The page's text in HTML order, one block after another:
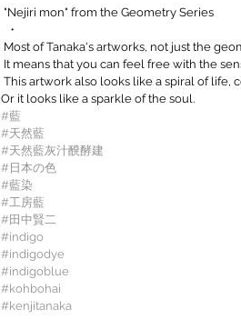
"Nejiri mon" from the Geometry Series
  ・
Most of Tanaka's artworks, not just the
It means that you can feel free with the
This artwork also looks like a spiral of life,
Or it looks like a sparkle of the soul.
#藍
#天然藍
#天然藍灰汁醗酵建
#日本の色
#藍染
#工房藍
#田中賢二
#indigo
#indigodye
#indigoblue
#kohbohai
#kenjitanaka